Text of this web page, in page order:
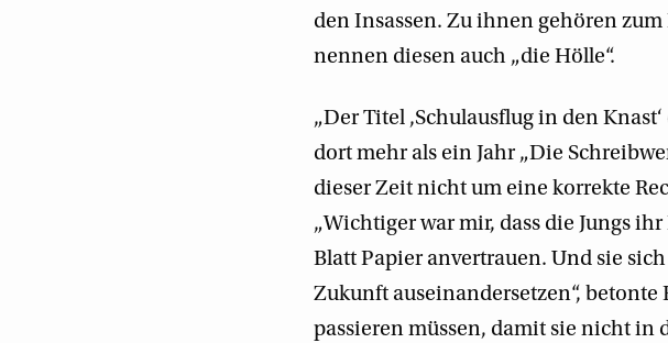
den Insassen. Zu ihnen gehören zum
nennen diesen auch „die Hölle“.
„Der Titel ‚Schulausflug in den
dort mehr als ein Jahr „Die
dieser Zeit nicht um eine korrekte
„Wichtiger war mir, dass die Jungs
Blatt Papier anvertrauen. Und sie
Zukunft auseinandersetzen“,
passieren müssen, damit sie nicht